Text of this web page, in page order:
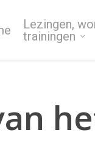
Lezingen,
trainingen